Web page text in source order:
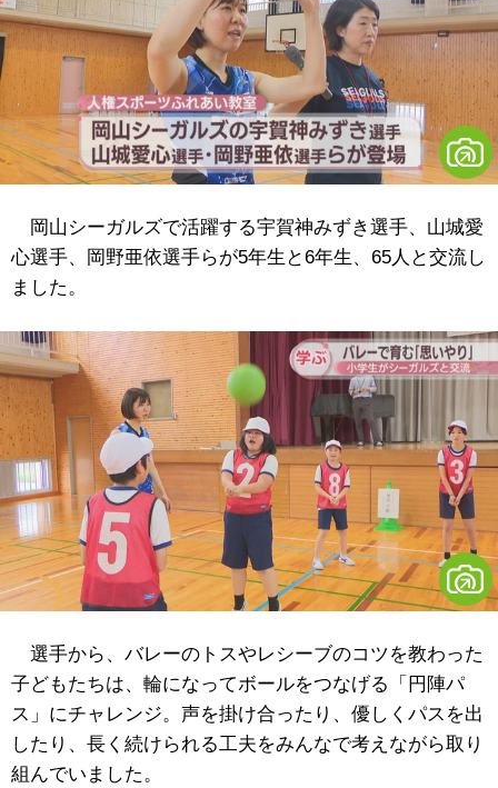
岡山シーガルズで活躍する宇賀神みずき選手、山城愛
心選手、岡野亜依選手らが5年生と6年生、65人と交流し
ました。
選手から、バレーのトスやレシーブのコツを教わった
子どもたちは、輪になってボールをつなげる「円陣パ
ス」にチャレンジ。声を掛け合ったり、優しくパスを出
したり、長く続けられる工夫をみんなで考えながら取り
組んでいました。